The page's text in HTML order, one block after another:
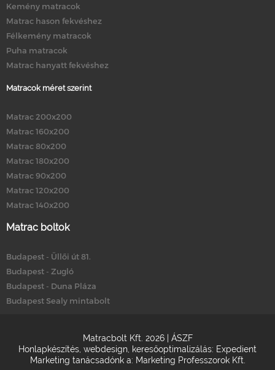
Kemény matracok
Matrac hason fekvéshez
Félkemény matracok
Puha matracok
Matrac hanyatt fekvéshez
Matracok méret szerint
Matrac 200x200
Matrac 160x200
Matrac 80x200
Matrac 180x200
Matrac 90x200
Matrac 120x200
Matrac 140x200
Matrac boltok
Budapest - Üllői út 81.
Budapest - Zugló
Budapest - Duna Pláza
Budapest Sealy mintabolt
Matracbolt Kft. 2026 | ÁSZF
Honlapkészítés webdesign keresőoptimalizálás: Expedient
Marketing tanácsadónk a: Marketing Professzorok Kft.